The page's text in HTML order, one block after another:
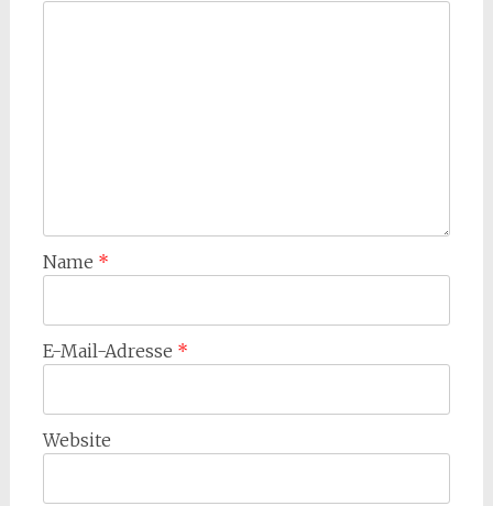
Name *
E-Mail-Adresse *
Website